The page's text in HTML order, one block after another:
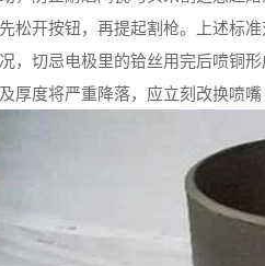
松开按钮，再提起割枪。上述标
，切忌电极里的铪丝用完后喷铜
厚度将严重降落，应立刻改换喷嘴